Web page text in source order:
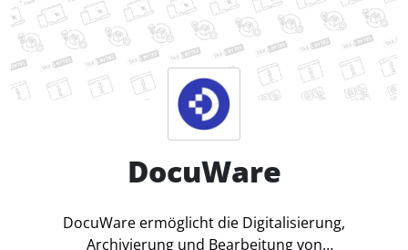
DocuWare
DocuWare ermöglicht die Digitalisierung,
Archivierung und Bearbeitung von